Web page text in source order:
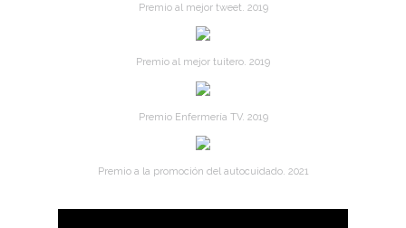
Premio al mejor tweet. 2019
Premio al mejor tuitero. 2019
Premio Enfermería TV. 2019
Premio a la promoción del autocuidado. 2021